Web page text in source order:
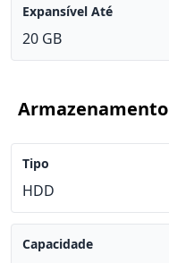
Expansível Até
20 GB
Armazenamento
Tipo
HDD
Capacidade